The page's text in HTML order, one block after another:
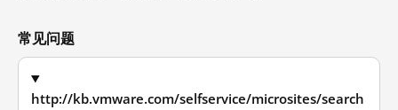
常见问题
http://kb.vmware.com/selfservice/microsites/search